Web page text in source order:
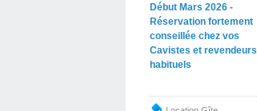
Début Mars 2026 -
Réservation fortement
conseillée chez vos
Cavistes et revendeurs
habituels